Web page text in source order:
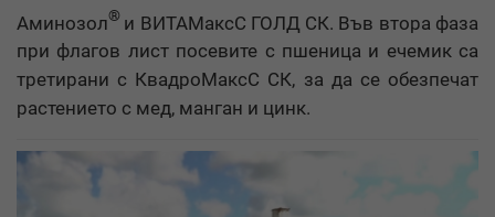
Аминозол® и ВИТАМаксС ГОЛД СК. Във втора фаза
при флагов лист посевите с пшеница и ечемик са
третирани с КвадроМаксС СК, за да се обезпечат
растението с мед, манган и цинк.